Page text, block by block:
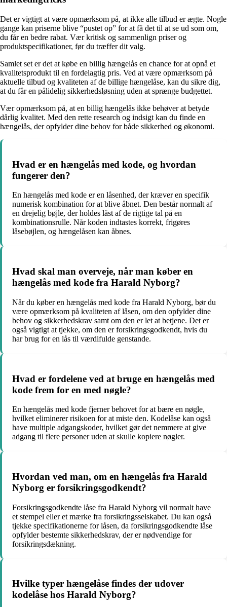
Det er vigtigt at være opmærksom på, at ikke alle tilbud er ægte. Nogle
gange kan priserne blive “pustet op” for at få det til at se ud som om,
du får en bedre rabat. Vær kritisk og sammenlign priser og
produktspecifikationer, før du træffer dit valg.
Samlet set er det at købe en billig hængelås en chance for at opnå et
kvalitetsprodukt til en fordelagtig pris. Ved at være opmærksom på
aktuelle tilbud og kvaliteten af de billige hængelåse, kan du sikre dig,
at du får en pålidelig sikkerhedsløsning uden at sprænge budgettet.
Vær opmærksom på, at en billig hængelås ikke behøver at betyde
dårlig kvalitet. Med den rette research og indsigt kan du finde en
hængelås, der opfylder dine behov for både sikkerhed og økonomi.
Hvad er en hængelås med kode, og hvordan
fungerer den?
En hængelås med kode er en låsenhed, der kræver en specifik
numerisk kombination for at blive åbnet. Den består normalt af
en drejelig bøjle, der holdes låst af de rigtige tal på en
kombinationsrulle. Når koden indtastes korrekt, frigøres
låsebøjlen, og hængelåsen kan åbnes.
Hvad skal man overveje, når man køber en
hængelås med kode fra Harald Nyborg?
Når du køber en hængelås med kode fra Harald Nyborg, bør du
være opmærksom på kvaliteten af låsen, om den opfylder dine
behov og sikkerhedskrav samt om den er let at betjene. Det er
også vigtigt at tjekke, om den er forsikringsgodkendt, hvis du
har brug for en lås til værdifulde genstande.
Hvad er fordelene ved at bruge en hængelås med
kode frem for en med nøgle?
En hængelås med kode fjerner behovet for at bære en nøgle,
hvilket eliminerer risikoen for at miste den. Kodelåse kan også
have multiple adgangskoder, hvilket gør det nemmere at give
adgang til flere personer uden at skulle kopiere nøgler.
Hvordan ved man, om en hængelås fra Harald
Nyborg er forsikringsgodkendt?
Forsikringsgodkendte låse fra Harald Nyborg vil normalt have
et stempel eller et mærke fra forsikringsselskabet. Du kan også
tjekke specifikationerne for låsen, da forsikringsgodkendte låse
opfylder bestemte sikkerhedskrav, der er nødvendige for
forsikringsdækning.
Hvilke typer hængelåse findes der udover
kodelåse hos Harald Nyborg?